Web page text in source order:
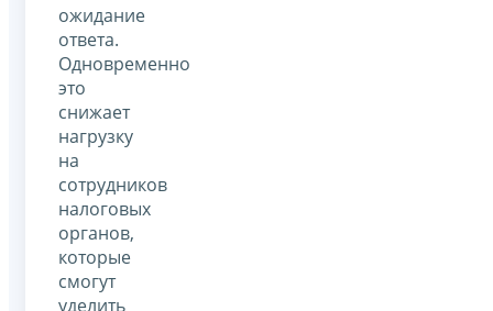
ожидание
ответа.
Одновременно
это
снижает
нагрузку
на
сотрудников
налоговых
органов,
которые
смогут
уделить